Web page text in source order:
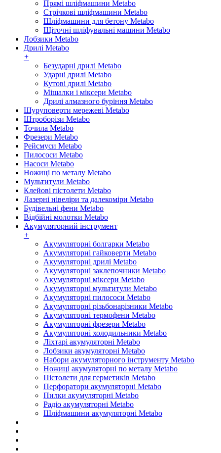
Прямі шліфмашини Metabo
Стрічкові шліфмашини Metabo
Шліфмашини для бетону Metabo
Щіточні шліфувальні машини Metabo
Лобзики Metabo
Дрилі Metabo
+
Безударні дрилі Metabo
Ударні дрилі Metabo
Кутові дрилі Metabo
Мішалки і міксери Metabo
Дрилі алмазного буріння Metabo
Шуруповерти мережеві Metabo
Штроборізи Metabo
Точила Metabo
Фрезери Metabo
Рейсмуси Metabo
Пилососи Metabo
Насоси Metabo
Ножиці по металу Metabo
Мультитули Metabo
Клейові пістолети Metabo
Лазерні нівеліри та далекоміри Metabo
Будівельні фени Metabo
Відбійні молотки Metabo
Акумуляторний інструмент
+
Акумуляторні болгарки Metabo
Акумуляторні гайковерти Metabo
Акумуляторні дрилі Metabo
Акумуляторні заклепочники Metabo
Акумуляторні міксери Metabo
Акумуляторні мультитули Metabo
Акумуляторні пилососи Metabo
Акумуляторні різьбонарізники Metabo
Акумуляторні термофени Metabo
Акумуляторні фрезери Metabo
Акумуляторні холодильники Metabo
Ліхтарі акумуляторні Metabo
Лобзики акумуляторні Metabo
Набори акумуляторного інструменту Metabo
Ножиці акумуляторні по металу Metabo
Пістолети для герметиків Metabo
Перфоратори акумуляторні Metabo
Пилки акумуляторні Metabo
Радіо акумуляторні Metabo
Шліфмашини акумуляторні Metabo